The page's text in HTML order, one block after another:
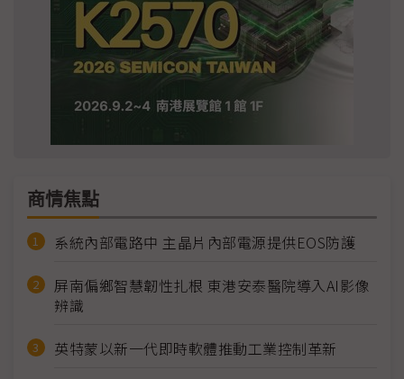
商情焦點
系統內部電路中 主晶片內部電源提供EOS防護
屏南偏鄉智慧韌性扎根 東港安泰醫院導入AI影像
辨識
英特蒙以新一代即時軟體推動工業控制革新